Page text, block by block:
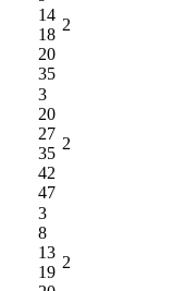
14
18
20
35
2
3
20
27
35
42
47
2
3
8
13
19
2